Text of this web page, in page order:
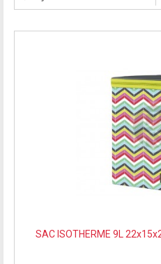
SAC ISOTHERME 9L